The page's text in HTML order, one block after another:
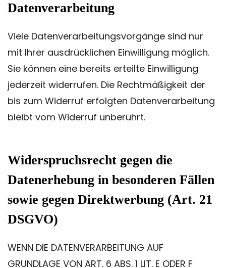
Datenverarbeitung
Viele Datenverarbeitungsvorgänge sind nur
mit Ihrer ausdrücklichen Einwilligung möglich.
Sie können eine bereits erteilte Einwilligung
jederzeit widerrufen. Die Rechtmäßigkeit der
bis zum Widerruf erfolgten Datenverarbeitung
bleibt vom Widerruf unberührt.
Widerspruchsrecht gegen die
Datenerhebung in besonderen Fällen
sowie gegen Direktwerbung (Art. 21
DSGVO)
WENN DIE DATENVERARBEITUNG AUF
GRUNDLAGE VON ART. 6 ABS. 1 LIT. E ODER F